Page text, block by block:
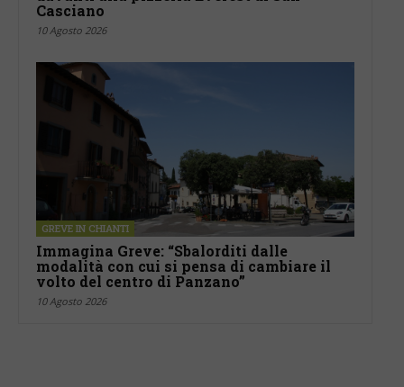
Casciano
10 Agosto 2026
GREVE IN CHIANTI
Immagina Greve: “Sbalorditi dalle
modalità con cui si pensa di cambiare il
volto del centro di Panzano”
10 Agosto 2026